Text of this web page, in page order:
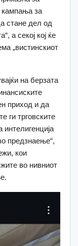
кампања за
стане дел од
а секој кој ќе
„вистинскиот
на берзата
приход и да
ги трговските
интелигенција
предзнаење“,
кои
во нивниот